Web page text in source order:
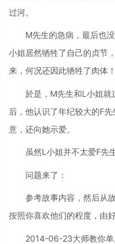
过河。
M先生的急病，最后也
小姐居然牺牲了自己的贞节
来，何况还因此牺牲了肉体！
於是，M先生和L小姐就
后，他认识了年纪较大的F
意，还向她示爱。
虽然L小姐并不太爱F先
问题来了：
参考故事内容，然后从
按照你喜欢他们的程度，由
2014-06-23大师教你单